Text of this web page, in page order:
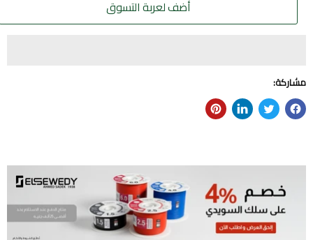
أضف لعربة التسوق
مشاركة: